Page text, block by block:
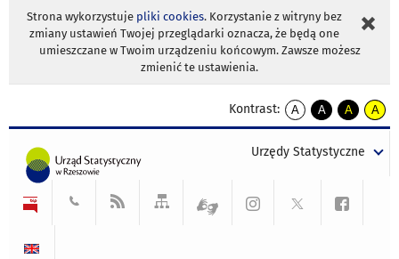
Strona wykorzystuje pliki cookies. Korzystanie z witryny bez
zmiany ustawień Twojej przeglądarki oznacza, że będą one
umieszczane w Twoim urządzeniu końcowym. Zawsze możesz
zmienić te ustawienia.
Kontrast:
A
kontrast
A
kontrast
tekst
czarnym
A
kontrast
tekst
czarnym
A
tekst
żółtym
Urzędy Statystyczne